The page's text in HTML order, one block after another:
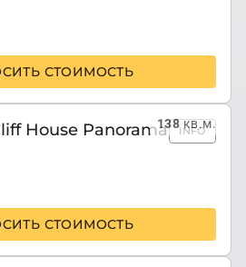
СТОИМОСТЬ
138кв.м.
House Panorama
INFO
СТОИМОСТЬ